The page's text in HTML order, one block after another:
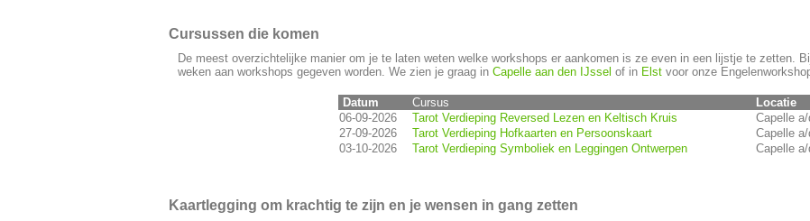
Cursussen die komen
De meest overzichtelijke manier om je te laten weten welke workshops er aankomen is ze even in een lijstje te zetten.
weken aan workshops gegeven worden. We zien je graag in Capelle aan den IJssel of in Elst voor onze
Datum Cursus
Locatie
06-09-2026
Tarot Verdieping Reversed Lezen en Keltisch Kruis
Capelle
27-09-2026
Tarot Verdieping Hofkaarten en Persoonskaart
Capelle
03-10-2026
Tarot Verdieping Symboliek en Leggingen Ontwerpen Capelle
Kaartlegging om krachtig te zijn en je wensen in gang zetten